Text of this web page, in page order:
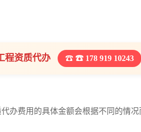
程资质代办 ☎ 178 919 10243
办费用的具体金额会根据不同的情况